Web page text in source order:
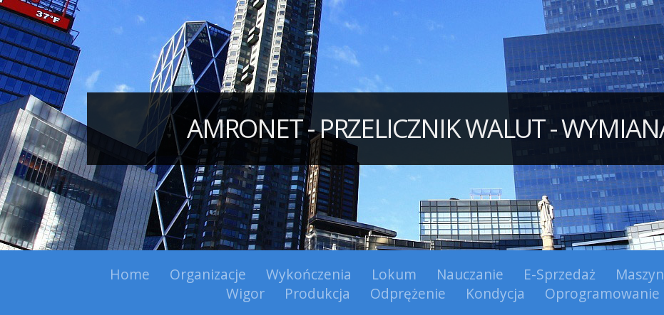
AMRONET - PRZELICZNIK WALUT -
Home Organizacje Wykończenia Lokum Nauczanie E-Sprzedaż
Wigor
Produkcja Odprężenie Kondycja Oprogramowanie